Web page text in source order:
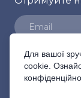
Для вашої
cookie.